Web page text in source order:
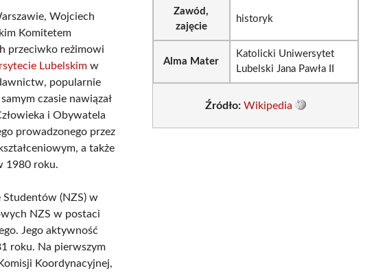
Wojciech
Komitetem
przeciwko reżimowi
Lubelskim w
popularnie
czasie nawiązał
i Obywatela
prowadzonego przez
a także
1980 roku.
Studentów (NZS) w
NZS w postaci
Jego aktywność
roku. Na pierwszym
Koordynacyjnej,
Zawód,
zajęcie
historyk
Alma Mater
Katolicki Uniwersytet
Lubelski Jana Pawła II
Źródło: Wikipedia